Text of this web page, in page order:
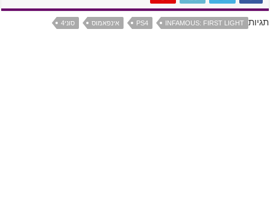
תגיות INFAMOUS: FIRST LIGHT
PS4 אינפאמוס סוני4